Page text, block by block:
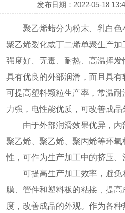
发布日期：2022-05-18
聚乙烯蜡分为粉末、乳白
聚乙烯裂化或丁二烯单聚生产加
强度好、无毒、耐热、高温挥
具有优良的外部润滑，而且具有
可提高塑料颗粒生产率，常温
力强，电性能优质，可改善成品
由于外部润滑效果优异，
聚乙烯、聚乙烯、聚丙烯等环
性，可作为生产加工中的挤压、
可提高生产加工效率，避
膜、管件和塑料板的粘接，提
度，改善成品的外观。作为各